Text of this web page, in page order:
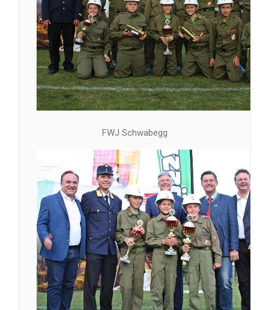
FWJ Schwabegg